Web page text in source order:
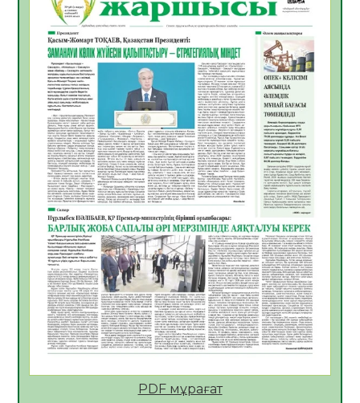
Инфекциялық ауруларға қарсы иммундау
жұмыстарының тиімділігі
06.08.2026
41
Көкжөтел ауруы туралы
06.08.2026
37
АПВ вакцинасы туралы мәлімет
06.08.2026
37
Open Air: Қызылорда облысы полиция
департаменті 20 мыңнан астам
көрерменнің қауіпсіздігін қамтамасыз етті
06.08.2026
49
ҚЫЗЫЛОРДАДА «САНАЛЫ ҰРПАҚ –
ЖАРҚЫН БОЛАШАҚ» АТТЫ КЕҢЕЙТІЛГЕН
МӘЖІЛІС ӨТТІ
05.08.2026
50
Қазақстан Орталық Азиядағы көшуге ең
PDF мұрағат